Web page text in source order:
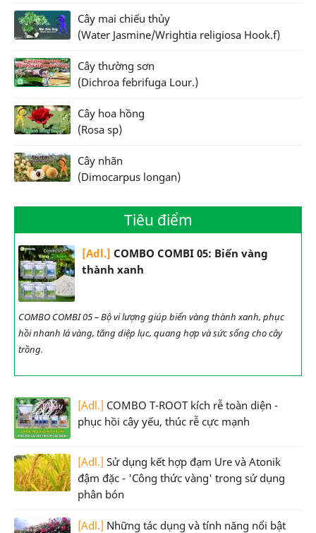
Cây mai chiếu thủy
(Water Jasmine/Wrightia religiosa Hook.f)
Cây thường sơn
(Dichroa febrifuga Lour.)
Cây hoa hồng
(Rosa sp)
Cây nhãn
(Dimocarpus longan)
Tiêu điểm
[Adl.] COMBO COMBI 05: Biến vàng
thành xanh
COMBO COMBI 05 – Bộ vi lượng giúp biến vàng thành xanh, phục
hồi nhanh lá vàng, tăng diệp lục, quang hợp và sức sống cho cây
trồng.
[Adl.] COMBO T-ROOT kích rễ toàn diện -
phục hồi cây yếu, thúc rễ cực mạnh
[Adl.] Sử dụng kết hợp đạm Ure và Atonik
đậm đặc - 'Công thức vàng' trong sử dụng
phân bón
[Adl.] Những tác dụng và tính năng nổi bật